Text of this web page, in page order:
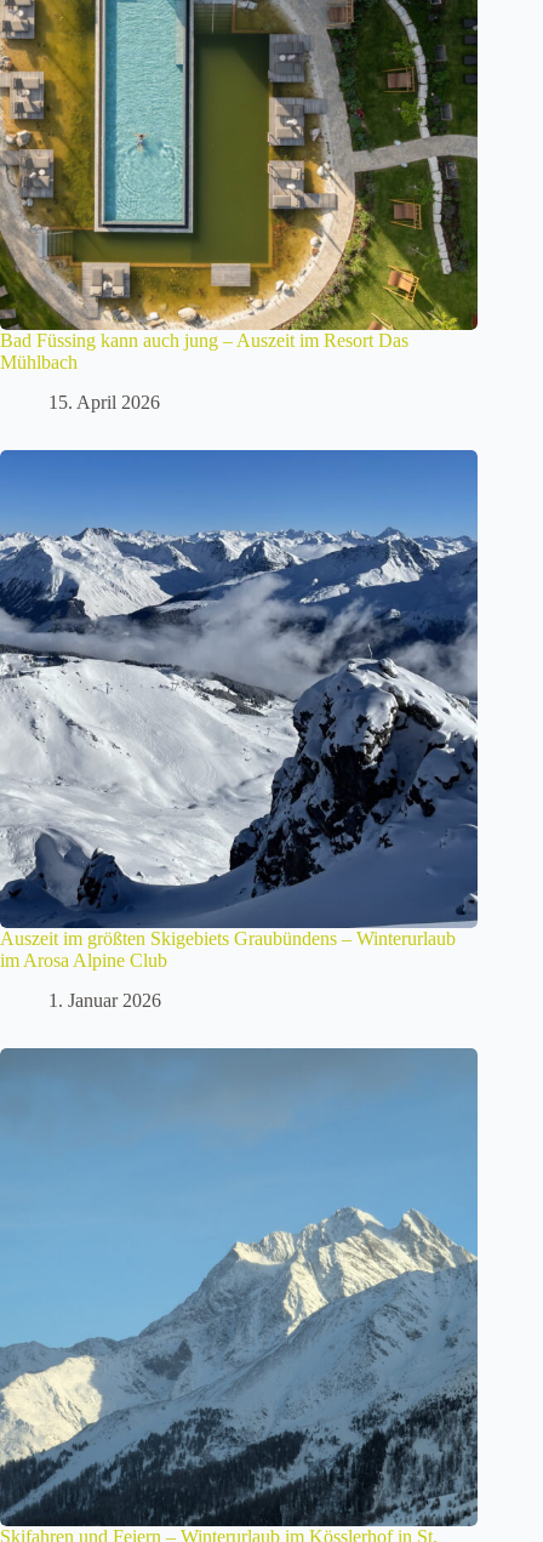
Bad Füssing kann auch jung – Auszeit im Resort Das
Mühlbach
15. April 2026
Auszeit im größten Skigebiets Graubündens – Winterurlaub
im Arosa Alpine Club
1. Januar 2026
Skifahren und Feiern – Winterurlaub im Kösslerhof in St.